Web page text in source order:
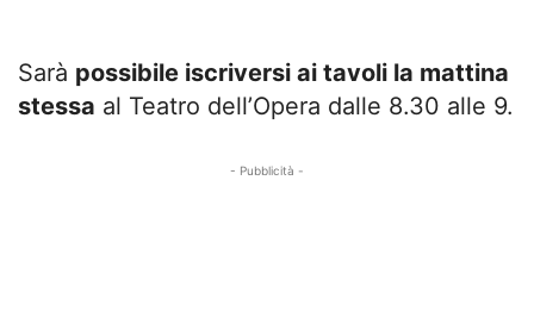
Sarà possibile iscriversi ai tavoli la mattina
stessa al Teatro dell’Opera dalle 8.30 alle 9.
- Pubblicità -